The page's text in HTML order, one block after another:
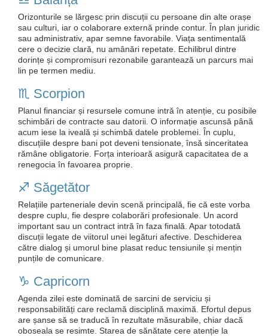
Orizonturile se lărgesc prin discuții cu persoane din alte orașe
sau culturi, iar o colaborare externă prinde contur. În plan juridic
sau administrativ, apar semne favorabile. Viața sentimentală
cere o decizie clară, nu amânări repetate. Echilibrul dintre
dorințe și compromisuri rezonabile garantează un parcurs mai
lin pe termen mediu.
♏️ Scorpion
Planul financiar și resursele comune intră în atenție, cu posibile
schimbări de contracte sau datorii. O informație ascunsă până
acum iese la iveală și schimbă datele problemei. În cuplu,
discuțiile despre bani pot deveni tensionate, însă sinceritatea
rămâne obligatorie. Forța interioară asigură capacitatea de a
renegocia în favoarea proprie.
♐️ Săgetător
Relațiile parteneriale devin scenă principală, fie că este vorba
despre cuplu, fie despre colaborări profesionale. Un acord
important sau un contract intră în faza finală. Apar totodată
discuții legate de viitorul unei legături afective. Deschiderea
către dialog și umorul bine plasat reduc tensiunile și mențin
punțile de comunicare.
♑️ Capricorn
Agenda zilei este dominată de sarcini de serviciu și
responsabilități care reclamă disciplină maximă. Efortul depus
are șanse să se traducă în rezultate măsurabile, chiar dacă
oboseala se resimte. Starea de sănătate cere atenție la